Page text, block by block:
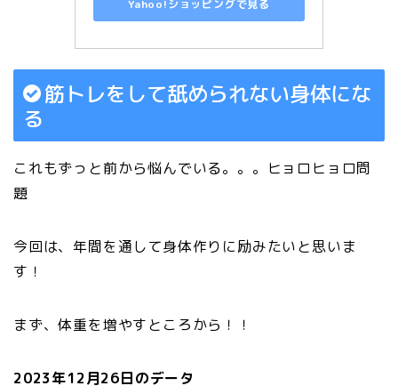
Yahoo!ショッピングで見る
筋トレをして舐められない身体にな
る
これもずっと前から悩んでいる。。。ヒョロヒョロ問
題
今回は、年間を通して身体作りに励みたいと思いま
す！
まず、体重を増やすところから！！
2023年12月26日のデータ